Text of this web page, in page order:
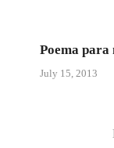
Poema
July 15, 2013